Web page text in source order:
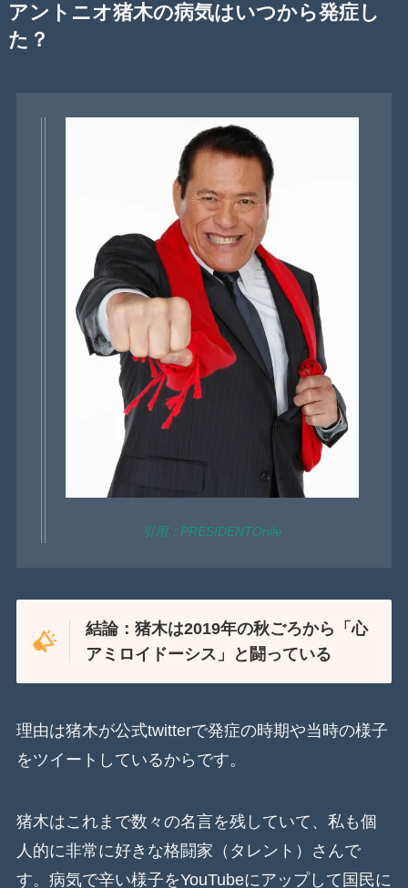
アントニオ猪木の病気はいつから発症し
た？
引用：PRESIDENTOnile
結論：猪木は2019年の秋ごろから「心
アミロイドーシス」と闘っている
理由は猪木が公式twitterで発症の時期や当時の様子
をツイートしているからです。
猪木はこれまで数々の名言を残していて、私も個
人的に非常に好きな格闘家（タレント）さんで
す。病気で辛い様子をYouTubeにアップして国民に